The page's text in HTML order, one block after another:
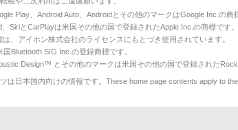
Play、Android Auto、Androidとその他のマークはGoogle Inc.の商
、SiriとCarPlayは米国その他の国で登録されたApple Inc.の商標です。
は、アイホン株式会社のライセンスにもとづき使用されています。
国Bluetooth SIG Inc.の登録商標です。
Design™ とその他のマークは米国その他の国で登録された
は日本国内向けの情報です。These home page contents apply to